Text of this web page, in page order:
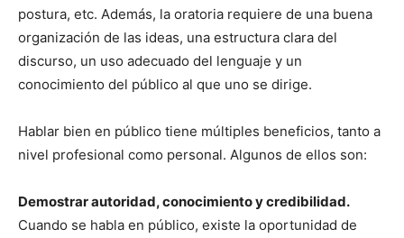
postura, etc. Además, la oratoria requiere de una buena
organización de las ideas, una estructura clara del
discurso, un uso adecuado del lenguaje y un
conocimiento del público al que uno se dirige.
Hablar bien en público tiene múltiples beneficios, tanto a
nivel profesional como personal. Algunos de ellos son:
Demostrar autoridad, conocimiento y credibilidad.
Cuando se habla en público, existe la oportunidad de